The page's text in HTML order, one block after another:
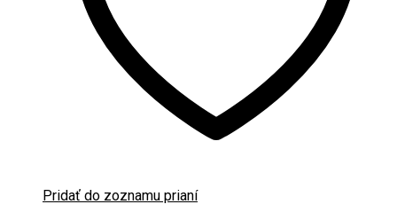
Pridať do zoznamu prianí